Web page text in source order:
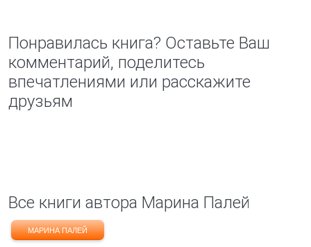
Понравилась книга? Оставьте Ваш
комментарий, поделитесь
впечатлениями или расскажите
друзьям
Все книги автора Марина Палей
МАРИНА ПАЛЕЙ